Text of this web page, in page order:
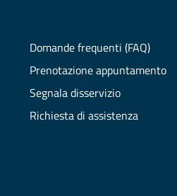
Domande frequenti (FAQ)
Prenotazione appuntamento
Segnala disservizio
Richiesta di assistenza